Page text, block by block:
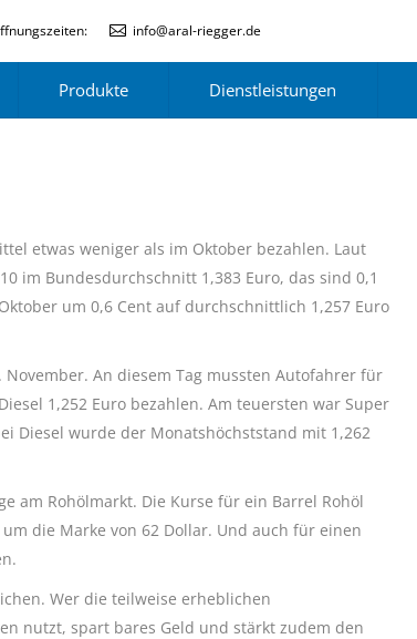
info@aral-riegger.de
Produkte Dienstleistungen
etwas weniger als im Oktober bezahlen. Laut
im Bundesdurchschnitt 1,383 Euro, das sind 0,1
um 0,6 Cent auf durchschnittlich 1,257 Euro
An diesem Tag mussten Autofahrer für
1,252 Euro bezahlen. Am teuersten war Super
Diesel wurde der Monatshöchststand mit 1,262
am Rohölmarkt. Die Kurse für ein Barrel Rohöl
die Marke von 62 Dollar. Und auch für einen
Wer die teilweise erheblichen
nutzt, spart bares Geld und stärkt zudem den